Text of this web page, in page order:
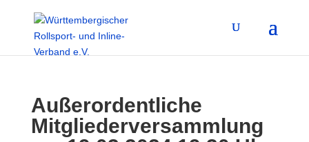
Außerordentliche
Mitgliederversammlung